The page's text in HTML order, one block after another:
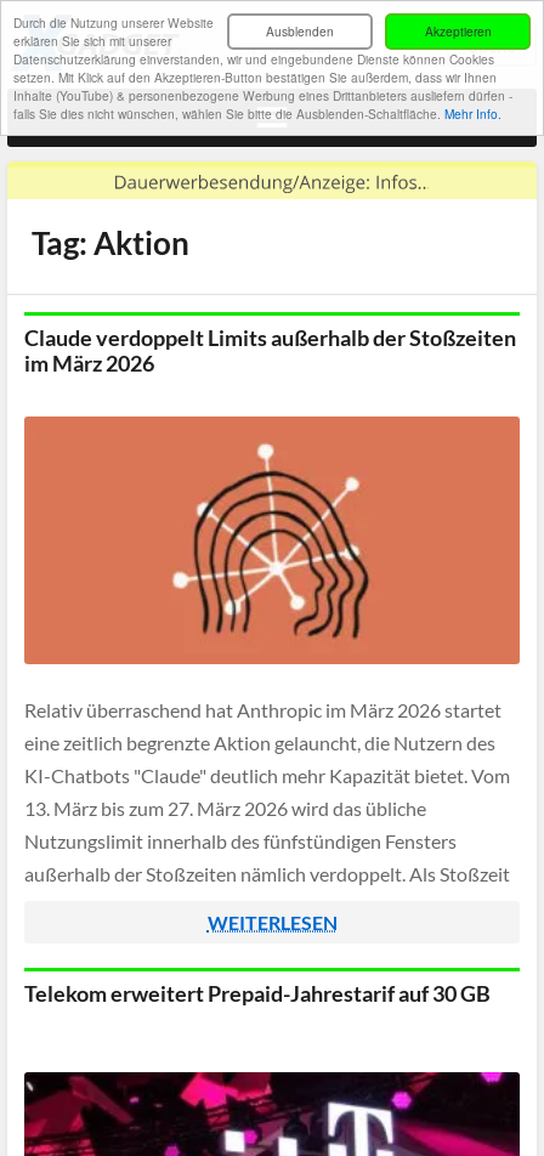
Akzeptieren
Ausblenden
Durch die Nutzung unserer Website
erklären Sie sich mit unserer
Datenschutzerklärung einverstanden, wir und eingebundene Dienste können Cookies
setzen. Mit Klick auf den Akzeptieren-Button bestätigen Sie außerdem, dass wir Ihnen
Inhalte (YouTube) & personenbezogene Werbung eines Drittanbieters ausliefern dürfen -
falls Sie dies nicht wünschen, wählen Sie bitte die Ausblenden-Schaltfläche. Mehr Info.
Tag: Aktion
Claude verdoppelt Limits außerhalb der Stoßzeiten
im März 2026
Relativ überraschend hat Anthropic im März 2026 startet
eine zeitlich begrenzte Aktion gelauncht, die Nutzern des
KI-Chatbots "Claude" deutlich mehr Kapazität bietet. Vom
13. März bis zum 27. März 2026 wird das übliche
Nutzungslimit innerhalb des fünfstündigen Fensters
außerhalb der Stoßzeiten nämlich verdoppelt. Als Stoßzeit
WEITERLESEN
Telekom erweitert Prepaid-Jahrestarif auf 30 GB